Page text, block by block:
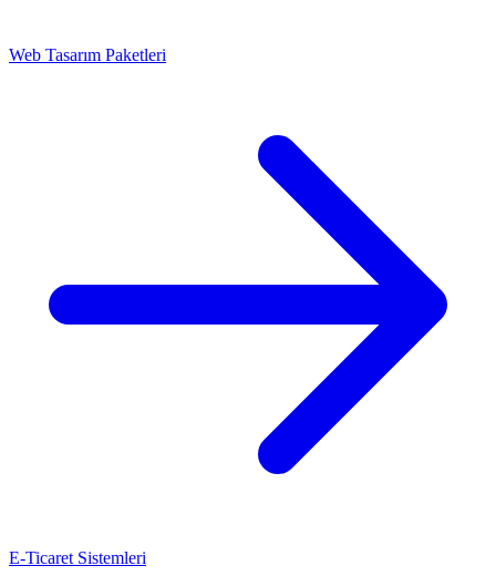
Web Tasarım Paketleri
E-Ticaret Sistemleri